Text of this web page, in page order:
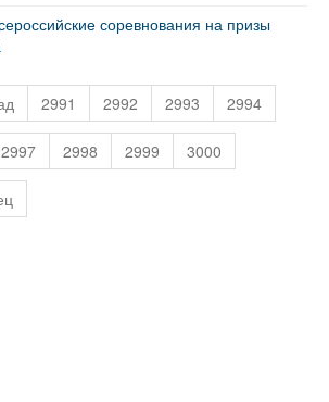
соревнования на призы
2991 2992 2993 2994
2997 2998 2999 3000